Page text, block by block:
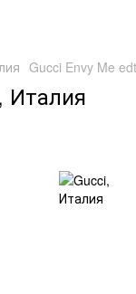
Gucci Envy Me
Италия